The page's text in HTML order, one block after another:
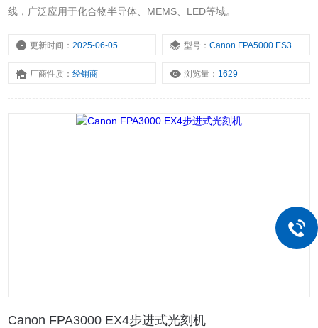
线，广泛应用于化合物半导体、MEMS、LED等域。
更新时间：2025-06-05 型号：Canon FPA5000 ES3
厂商性质：经销商 浏览量： 1629
Canon FPA3000 EX4步进式光刻机